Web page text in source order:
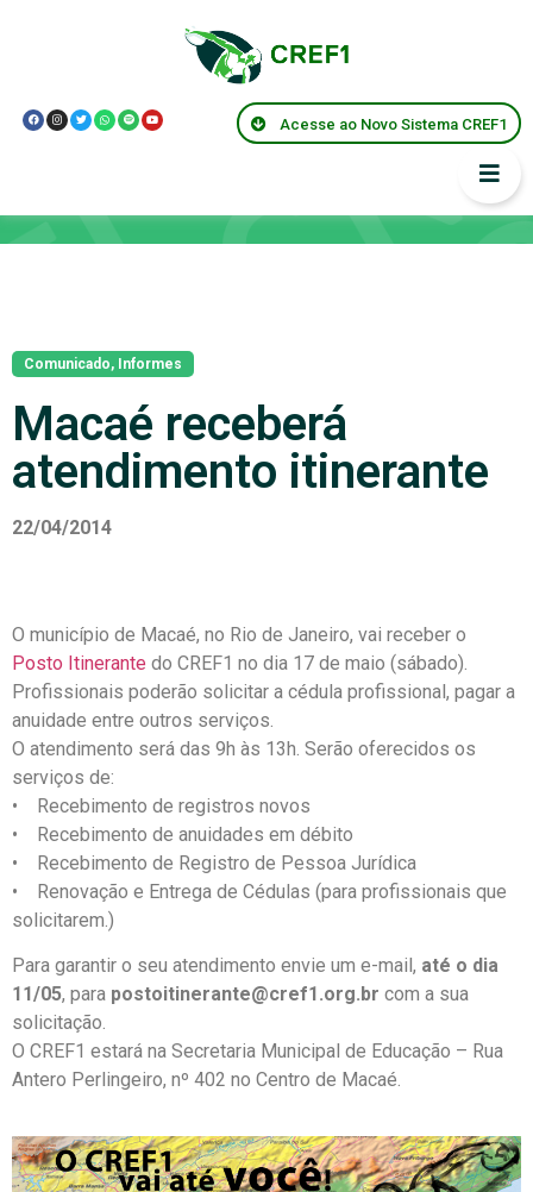
Acesse ao Novo Sistema CREF1
Comunicado, Informes
Macaé receberá
atendimento itinerante
22/04/2014
O município de Macaé, no Rio de Janeiro, vai receber o
Posto Itinerante do CREF1 no dia 17 de maio (sábado).
Profissionais poderão solicitar a cédula profissional, pagar a
anuidade entre outros serviços.
O atendimento será das 9h às 13h. Serão oferecidos os
serviços de:
• Recebimento de registros novos
• Recebimento de anuidades em débito
• Recebimento de Registro de Pessoa Jurídica
• Renovação e Entrega de Cédulas (para profissionais que
solicitarem.)
Para garantir o seu atendimento envie um e-mail, até o dia
11/05, para postoitinerante@cref1.org.br com a sua
solicitação.
O CREF1 estará na Secretaria Municipal de Educação – Rua
Antero Perlingeiro, nº 402 no Centro de Macaé.